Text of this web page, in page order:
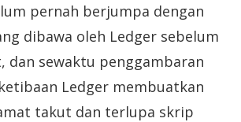
pernah berjumpa dengan
dibawa oleh Ledger sebelum
dan sewaktu penggambaran
Ledger membuatkan
takut dan terlupa skrip